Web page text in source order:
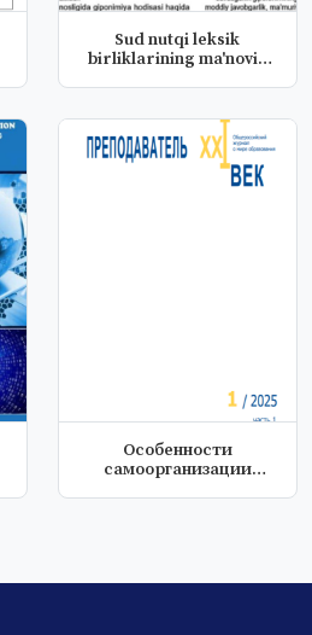
Sud nutqi leksik
birliklarining ma'noviy
Особенности
самоорганизации